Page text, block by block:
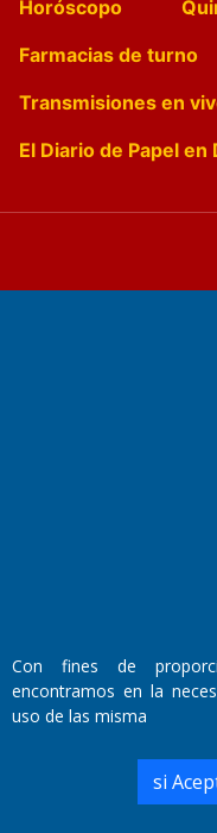
Horóscopo
Farmacias de turno
Transmisiones en
El Diario de Papel en
Domicilio Legal: José
Santa Rosa, La Pampa.
RL-2019-55551274-APN-
Con fines de
encontramos en la
uso de las misma
si